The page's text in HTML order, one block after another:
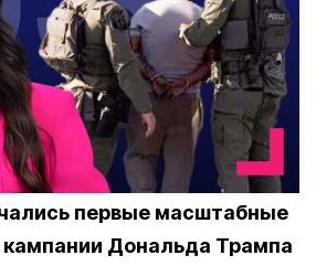
первые масштабные
Дональда Трампа